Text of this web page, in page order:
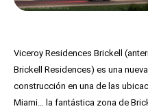
Viceroy Residences Brickell
Brickell Residences) es una
construcción en una de las
Miami… la fantástica zona de